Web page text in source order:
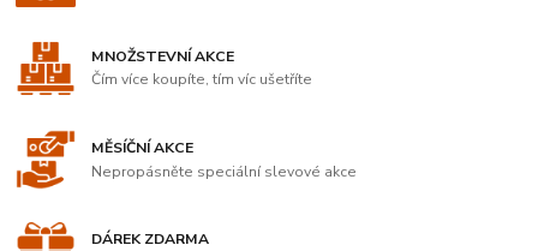
MNOŽSTEVNÍ AKCE
Čím více koupíte, tím víc ušetříte
MĚSÍČNÍ AKCE
Nepropásněte speciální slevové akce
DÁREK ZDARMA